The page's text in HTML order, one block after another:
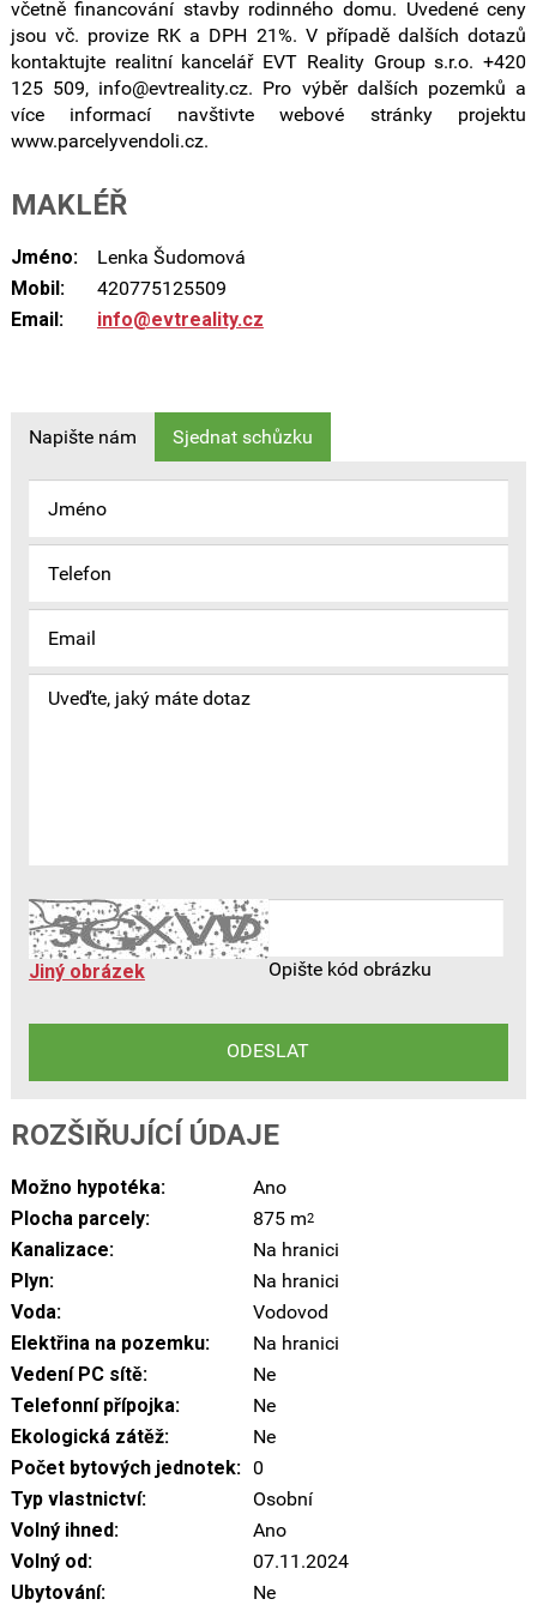
včetně financování stavby rodinného domu. Uvedené ceny
jsou vč. provize RK a DPH 21%. V případě dalších dotazů
kontaktujte realitní kancelář EVT Reality Group s.r.o. +420
125 509, info@evtreality.cz. Pro výběr dalších pozemků a
více informací navštivte webové stránky projektu
www.parcelyvendoli.cz.
MAKLÉŘ
Jméno:
Lenka Šudomová
Mobil:
420775125509
Email:
info@evtreality.cz
Napište nám Sjednat schůzku
Jiný obrázek Opište kód obrázku
ODESLAT
ROZŠIŘUJÍCÍ ÚDAJE
Možno hypotéka:
Ano
Plocha parcely:
875 m2
Kanalizace:
Na hranici
Plyn:
Na hranici
Voda:
Vodovod
Elektřina na pozemku:
Na hranici
Vedení PC sítě:
Ne
Telefonní přípojka:
Ne
Ekologická zátěž:
Ne
Počet bytových jednotek: 0
Typ vlastnictví:
Osobní
Volný ihned:
Ano
Volný od:
07.11.2024
Ubytování:
Ne